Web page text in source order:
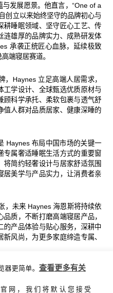
发展愿景。他直言，“One of a
创立以来始终坚守的品牌初心与
耕睡眠领域、坚守匠心工艺、传
涟雄厚的品牌实力、成熟研发体
承袭正统匠心血脉，延续极致
端寝居赛道。
Haynes 立足高端人居需求，
工学设计、全球甄选优质原材与
顾科学承托、柔软包裹与透气舒
值人群对品质居家、健康深睡的
Haynes 布局中国市场的关键一
专属奢适睡眠生活方式的重要窗
将简约轻奢设计与居家舒适氛围
居美学与产品实力，让消费者亲
，未来 Haynes 海恩斯将持续依
质，不断打磨高端寝居产品，
的产品体验与贴心服务，深耕中
风尚，为更多家庭缔造专属、
界定义睡眠健康新标杆
器更简单。 查看更多有关
网，我们将默认您接受